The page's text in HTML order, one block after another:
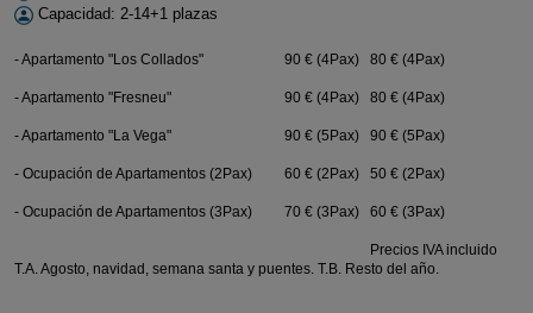
Capacidad: 2-14+1 plazas
- Apartamento "Los Collados" 90 € (4Pax) 80 € (4Pax)
- Apartamento "Fresneu" 90 € (4Pax) 80 € (4Pax)
- Apartamento "La Vega" 90 € (5Pax) 90 € (5Pax)
- Ocupación de Apartamentos (2Pax) 60 € (2Pax) 50 € (2Pax)
- Ocupación de Apartamentos (3Pax) 70 € (3Pax) 60 € (3Pax)
Precios IVA incluido
T.A. Agosto, navidad, semana santa y puentes. T.B. Resto del año.